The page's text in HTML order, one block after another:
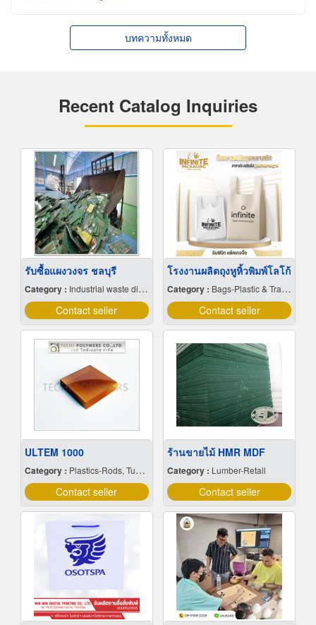
บทความทั้งหมด
Recent Catalog Inquiries
รับซื้อแผงวงจร ชลบุรี
Category : Industrial waste disposal
Contact seller
โรงงานผลิตถุงหูหิ้วพิมพ์โลโก้
Category : Bags-Plastic & Transparent
Contact seller
ULTEM 1000
Category : Plastics-Rods, Tubes, Sheets, Etc, Supply Centers
Contact seller
ร้านขายไม้ HMR MDF
Category : Lumber-Retail
Contact seller